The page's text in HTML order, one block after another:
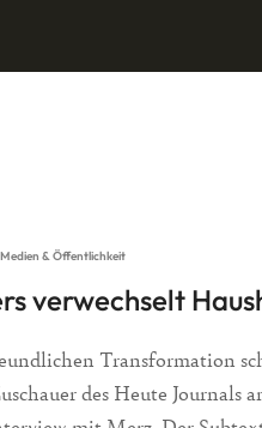
Medien & Öffentlichkeit
verwechselt
Transformation
des Heute Journals